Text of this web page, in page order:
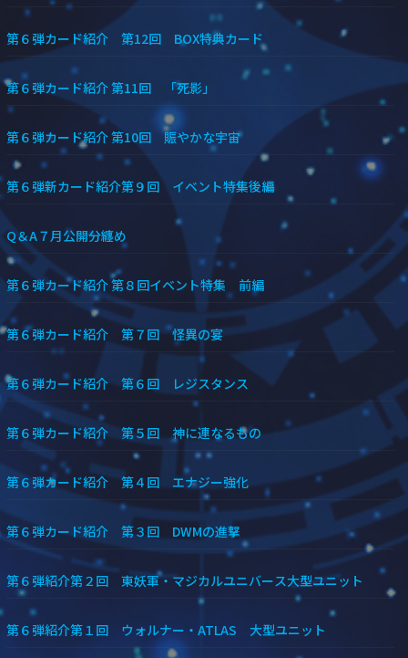
第６弾カード紹介 第12回 BOX特典カード
第６弾カード紹介 第11回 「死影」
第６弾カード紹介 第10回 賑やかな宇宙
第６弾新カード紹介第９回 イベント特集後編
Q＆A７月公開分纏め
第６弾カード紹介 第８回イベント特集 前編
第６弾カード紹介 第７回 怪異の宴
第６弾カード紹介 第６回 レジスタンス
第６弾カード紹介 第５回 神に連なるもの
第６弾カード紹介 第４回 エナジー強化
第６弾カード紹介 第３回 DWMの進撃
第６弾紹介第２回 東妖軍・マジカルユニバース大型ユニット
第６弾紹介第１回 ウォルナー・ATLAS 大型ユニット